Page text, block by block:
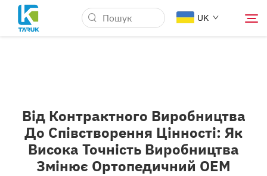
UK
Медичні ринки
Можливості
Від Контрактного Виробництва
До Співстворення Цінності: Як
Висока Точність Виробництва
Змінює Ортопедичний OEM